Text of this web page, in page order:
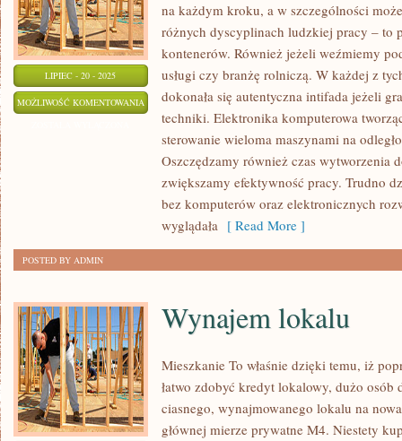
LIPIEC - 20 - 2025
MOŻLIWOŚĆ KOMENTOWANIA FIRMY
na każdym kroku, a w szczególności
różnych dyscyplinach ludzkiej pracy – to
kontenerów. Również jeżeli weźmiemy
usługi czy branżę rolniczą. W każdej z
dokonała się autentyczna intifada jeżeli
techniki. Elektronika komputerowa
sterowanie wieloma maszynami na
Oszczędzamy również czas wytworzenia
zwiększamy efektywność pracy. Trudno
bez komputerów oraz elektronicznych
wyglądała [ Read More ]
POSTED BY ADMIN
Wynajem lokalu
Mieszkanie To właśnie dzięki temu, iż
łatwo zdobyć kredyt lokalowy, dużo osób
ciasnego, wynajmowanego lokalu na
głównej mierze prywatne M4. Niestety